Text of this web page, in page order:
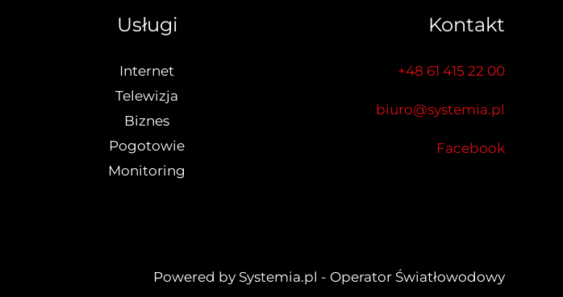
Usługi
Internet
Telewizja
Biznes
Pogotowie
Monitoring
Kontakt
+48 61 415 22 00
biuro@systemia.pl
Facebook
Powered by Systemia.pl - Operator Światłowodowy